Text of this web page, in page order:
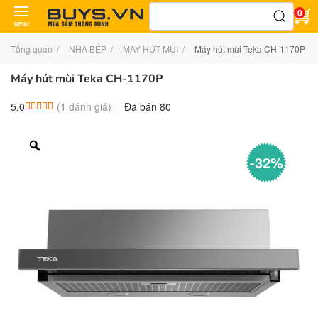
MENU
Tìm
0
Tổng quan NHÀ BẾP MÁY HÚT MÙI Máy hút mùi Teka CH-1170P
Máy hút mùi Teka CH-1170P
5.0 5.0 trên 5 dựa trên
1 đánh giá
(1 đánh giá) Đã bán 80
-32%